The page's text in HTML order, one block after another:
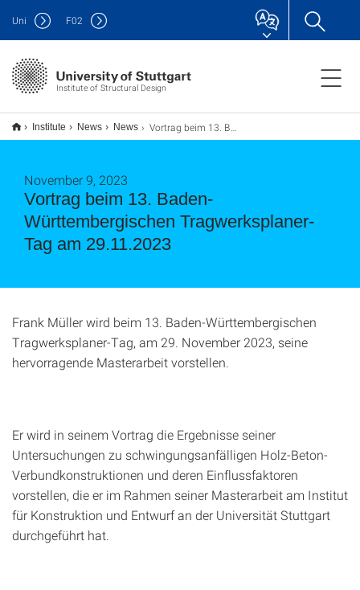
Institute of Structural Design
Uni F02
Institute News News Vortrag beim 13. Baden-Württembergischen Tragwerksplaner-Tag am 29.11.2023
Vortrag beim 13. Baden-
Württembergischen Tragwerksplaner-
Tag am 29.11.2023
November 9, 2023
Frank Müller wird beim 13. Baden-Württembergischen
Tragwerksplaner-Tag, am 29. November 2023, seine
hervorragende Masterarbeit vorstellen.
Er wird in seinem Vortrag die Ergebnisse seiner
Untersuchungen zu schwingungsanfälligen Holz-Beton-
Verbundkonstruktionen und deren Einflussfaktoren
vorstellen, die er im Rahmen seiner Masterarbeit am Institut
für Konstruktion und Entwurf an der Universität Stuttgart
durchgeführt hat.